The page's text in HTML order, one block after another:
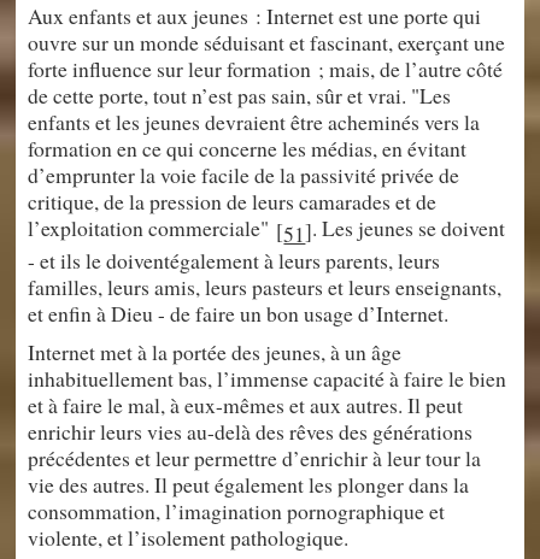
Aux enfants et aux jeunes : Internet est une porte qui
ouvre sur un monde séduisant et fascinant, exerçant une
forte influence sur leur formation ; mais, de l’autre côté
de cette porte, tout n’est pas sain, sûr et vrai. "Les
enfants et les jeunes devraient être acheminés vers la
formation en ce qui concerne les médias, en évitant
d’emprunter la voie facile de la passivité privée de
critique, de la pression de leurs camarades et de
l’exploitation commerciale" [51]. Les jeunes se doivent
- et ils le doiventégalement à leurs parents, leurs
familles, leurs amis, leurs pasteurs et leurs enseignants,
et enfin à Dieu - de faire un bon usage d’Internet.
Internet met à la portée des jeunes, à un âge
inhabituellement bas, l’immense capacité à faire le bien
et à faire le mal, à eux-mêmes et aux autres. Il peut
enrichir leurs vies au-delà des rêves des générations
précédentes et leur permettre d’enrichir à leur tour la
vie des autres. Il peut également les plonger dans la
consommation, l’imagination pornographique et
violente, et l’isolement pathologique.